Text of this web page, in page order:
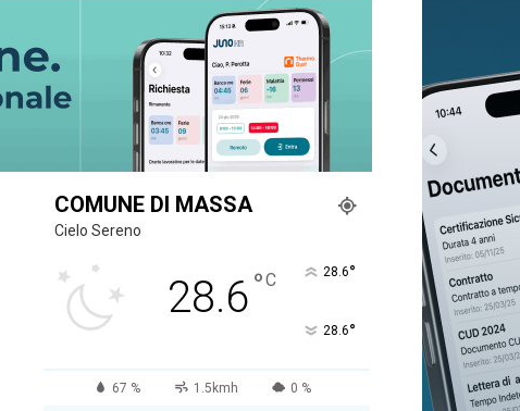
COMUNE DI MASSA
Cielo Sereno
28.6°C 28.6°
28.6°
67 % 1.5kmh 0 %